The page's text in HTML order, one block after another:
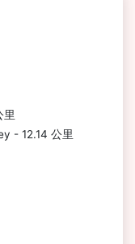
里
- 12.14 公里